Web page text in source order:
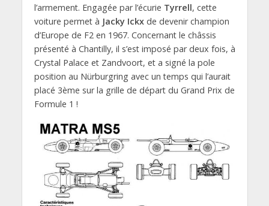
l’armement. Engagée par l’écurie Tyrrell, cette
voiture permet à Jacky Ickxde devenir champion
d’Europe de F2 en 1967. Concernant le châssis
présenté à Chantilly, il s’est imposé par deux fois, à
Crystal Palace et Zandvoort, et a signé la pole
position au Nürburgring avec un temps qui l’aurait
placé 3ème sur la grille de départ du Grand Prix de
Formule 1 !